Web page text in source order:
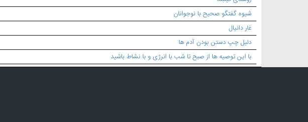
شیوه گفتگو صحیح با نوجوانان
غار دانیال
دلیل چپ دستن بودن آدم ها
با این توصیه ها از صبح تا شب با انرژی و با نشاط باشید